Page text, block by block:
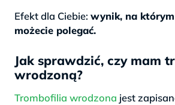
Efekt dla Ciebie: wynik, na
możecie polegać.
Jak sprawdzić, czy mam
wrodzoną?
Trombofilia wrodzona jest